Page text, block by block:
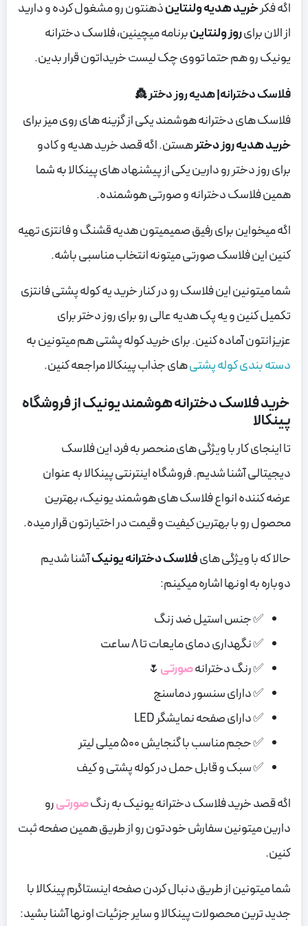
اگه فکرخرید هدیه ولنتاینذهنتون رو مشغول کرده و دارید
از الان برایروز ولنتاینبرنامه میچینین، فلاسک دخترانه
یونیک رو هم حتما تووی چک لیست خریداتون قرار بدین.
فلاسک دخترانه| هدیه روز دختر 👸
فلاسک های دخترانه هوشمند یکی از گزینه های روی میز برای
خرید هدیه روز دخترهستن. اگه قصد خرید هدیه و کادو
برای روز دختر رو دارین یکی از پیشنهاد های پینکالا به شما
همین فلاسک دخترانه و صورتی هوشمنده.
اگه میخواین برای رفیق صمیمیتون هدیه قشنگ و فانتزی تهیه
کنین این فلاسک صورتی میتونه انتخاب مناسبی باشه.
شما میتونین این فلاسک رو در کنار خرید یه کوله پشتی فانتزی
تکمیل کنین و یه پک هدیه عالی رو برای روز دختر برای
عزیزانتون آماده کنین. برای خرید کوله پشتی هم میتونین به
دسته بندی کوله پشتیهای جذاب پینکالا مراجعه کنین.
خرید فلاسک دخترانه هوشمند یونیک از فروشگاه
پینکالا
تا اینجای کار با ویژگی های منحصر به فرد این فلاسک
دیجیتالی آشنا شدیم. فروشگاه اینترنتی پینکالا به عنوان
عرضه کننده انواع فلاسک های هوشمند یونیک، بهترین
محصول رو با بهترین کیفیت و قیمت در اختیارتون قرار میده.
حالا که با ویژگی هایفلاسک دخترانه یونیکآشنا شدیم
دوباره به اونها اشاره میکینم:
✅ جنس استیل ضد زنگ
✅ نگهداری دمای مایعات تا 8 ساعت
✅ رنگ دخترانهصورتی🌷
✅ دارای سنسور دماسنج
✅ دارای صفحه نمایشگر LED
✅ حجم مناسب با گنجایش 500 میلی لیتر
✅ سبک و قابل حمل در کوله پشتی و کیف
اگه قصد خرید فلاسک دخترانه یونیک به رنگصورتیرو
دارین میتونین سفارش خودتون رو از طریق همین صفحه ثبت
کنین.
شما میتونین از طریق دنبال کردن صفحه اینستاگرم پینکالا با
جدید ترین محصولات پینکالا و سایر جزئیات اونها آشنا بشید: